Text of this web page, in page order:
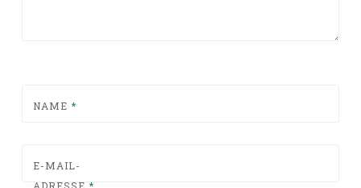
NAME *
E-MAIL-